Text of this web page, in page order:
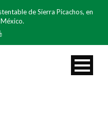
de Sierra Picachos, en